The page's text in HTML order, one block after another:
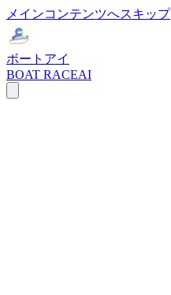
メインコンテンツへスキップ
ボートアイ
BOAT RACEAI